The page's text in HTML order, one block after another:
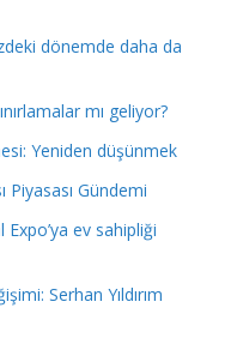
dönemde daha da
mı geliyor?
Yeniden düşünmek
Gündemi
ev sahipliği
Serhan Yıldırım